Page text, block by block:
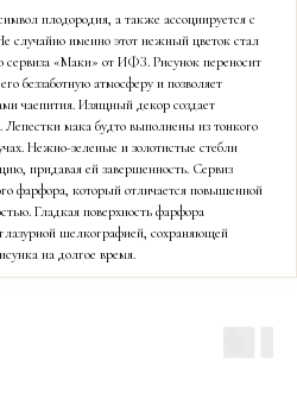
плодородия, а также ассоциируется с
случайно именно этот нежный цветок стал
сервиза «Маки» от ИФЗ. Рисунок переносит
беззаботную атмосферу и позволяет
чаепития. Изящный декор создает
мака будто выполнены из тонкого
Нежно-зеленые и золотистые стебли
придавая ей завершенность. Сервиз
фарфора, который отличается повышенной
Гладкая поверхность фарфора
шелкографией, сохраняющей
на долгое время.